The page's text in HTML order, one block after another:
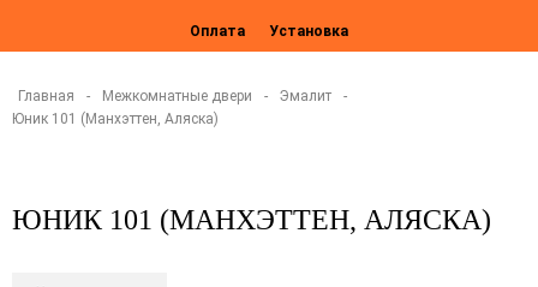
Оплата Установка
Главная - Межкомнатные двери - Эмалит
-
Юник 101 (Манхэттен, Аляска)
ЮНИК 101 (МАНХЭТТЕН, АЛЯСКА)